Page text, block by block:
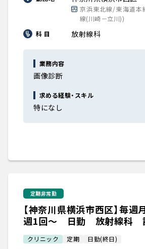
京浜東北線/東海道
線(川崎－立川))
科 目
放射線科
業務内容
画像診断
求める経験・スキル
特になし
定期非常勤
【神奈川県横浜市西区】毎
週1回～ 日勤 放射線科
クリニック 定期 日勤(終日)